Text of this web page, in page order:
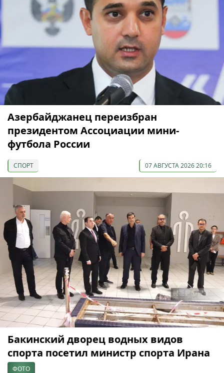
Азербайджанец переизбран
президентом Ассоциации мини-
футбола России
СПОРТ 07 АВГУСТА 2026 20:16
Бакинский дворец водных видов
спорта посетил министр спорта Ирана
ФОТО